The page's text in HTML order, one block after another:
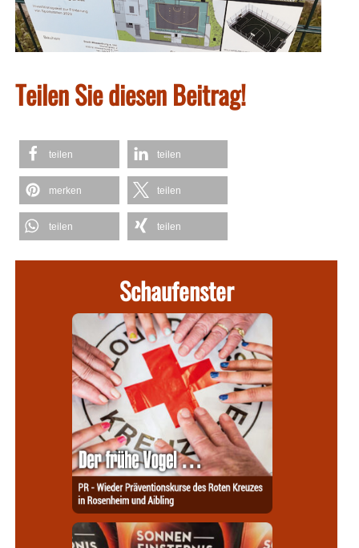
Teilen Sie diesen Beitrag!
teilen teilen
merken teilen
teilen teilen
Schaufenster